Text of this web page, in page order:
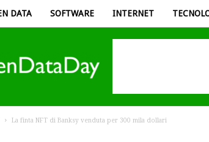
DATA SOFTWARE INTERNET
La finta NFT di Banksy venduta per 300 mila dollari